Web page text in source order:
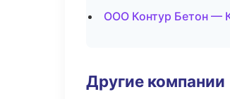
ООО Контур Бетон —
Другие компании